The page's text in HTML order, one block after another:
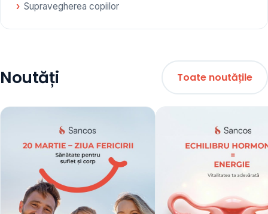
Supravegherea copiilor
Noutăți Toate noutățile